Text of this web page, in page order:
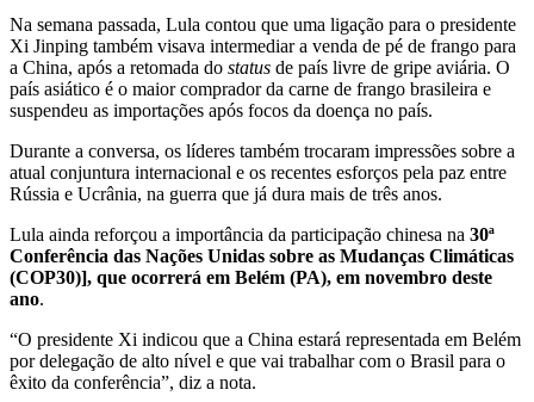
Na semana passada, Lula contou que uma ligação para o presidente
Xi Jinping também visava intermediar a venda de pé de frango para
a China, após a retomada do status de país livre de gripe aviária. O
país asiático é o maior comprador da carne de frango brasileira e
suspendeu as importações após focos da doença no país.
Durante a conversa, os líderes também trocaram impressões sobre a
atual conjuntura internacional e os recentes esforços pela paz entre
Rússia e Ucrânia, na guerra que já dura mais de três anos.
Lula ainda reforçou a importância da participação chinesa na 30ª
Conferência das Nações Unidas sobre as Mudanças Climáticas
(COP30)], que ocorrerá em Belém (PA), em novembro deste
ano.
“O presidente Xi indicou que a China estará representada em Belém
por delegação de alto nível e que vai trabalhar com o Brasil para o
êxito da conferência”, diz a nota.